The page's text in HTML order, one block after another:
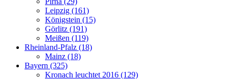
Leipzig (161)
Königstein (15)
Görlitz (191)
Meißen (119)
Rheinland-Pfalz (18)
Mainz (18)
Bayern (325)
Kronach leuchtet 2016 (129)